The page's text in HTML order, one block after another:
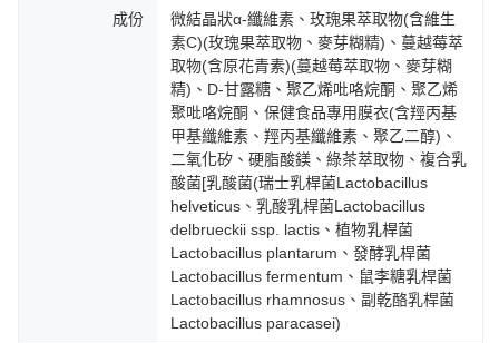
成份
微結晶狀α-纖維素、玫瑰果萃取物(含維生
素C)(玫瑰果萃取物、麥芽糊精)、蔓越莓萃
取物(含原花青素)(蔓越莓萃取物、麥芽糊
精)、D-甘露糖、聚乙烯吡咯烷酮、聚乙烯
聚吡咯烷酮、保健食品專用膜衣(含羥丙基
甲基纖維素、羥丙基纖維素、聚乙二醇)、
二氧化矽、硬脂酸鎂、綠茶萃取物、複合乳
酸菌[乳酸菌(瑞士乳桿菌Lactobacillus
helveticus、乳酸乳桿菌Lactobacillus
delbrueckii ssp. lactis、植物乳桿菌
Lactobacillus plantarum、發酵乳桿菌
Lactobacillus fermentum、鼠李糖乳桿菌
Lactobacillus rhamnosus、副乾酪乳桿菌
Lactobacillus paracasei)